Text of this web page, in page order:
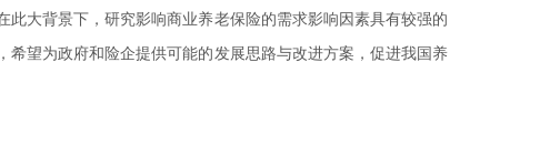
大背景下，研究影响商业养老保险的需求影响因素具有较强的
望为政府和险企提供可能的发展思路与改进方案，促进我国养